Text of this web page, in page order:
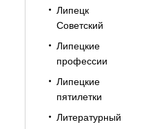
Липецк
Советский
Липецкие
профессии
Липецкие
пятилетки
Литературный